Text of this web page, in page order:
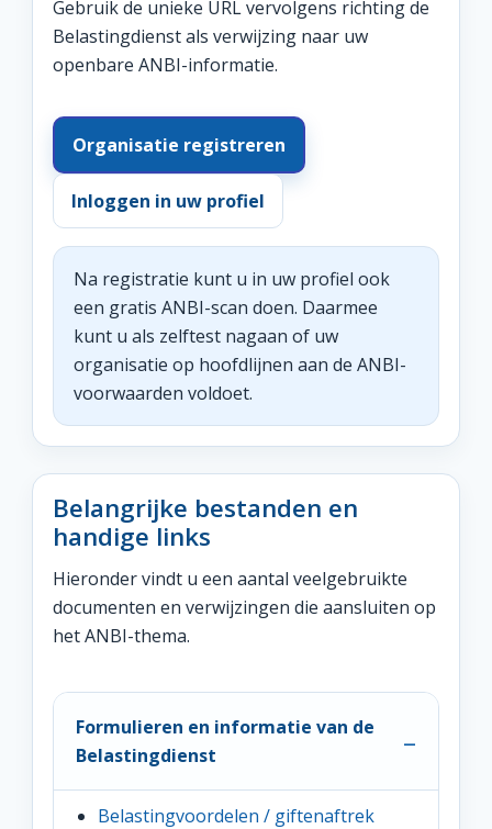
Gebruik de unieke URL vervolgens richting de
Belastingdienst als verwijzing naar uw
openbare ANBI-informatie.
Organisatie registreren
Inloggen in uw profiel
Na registratie kunt u in uw profiel ook
een gratis ANBI-scan doen. Daarmee
kunt u als zelftest nagaan of uw
organisatie op hoofdlijnen aan de ANBI-
voorwaarden voldoet.
Belangrijke bestanden en
handige links
Hieronder vindt u een aantal veelgebruikte
documenten en verwijzingen die aansluiten op
het ANBI-thema.
Formulieren en informatie van de
Belastingdienst
Belastingvoordelen / giftenaftrek